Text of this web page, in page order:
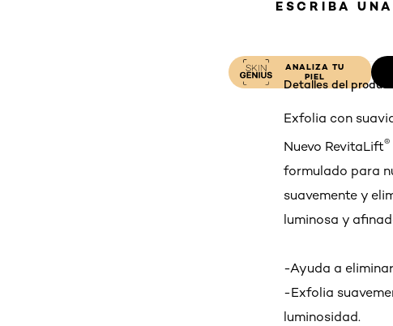
ESCRIBA
ANALIZA TU
PIEL
Detalles del producto
Exfolia con
Nuevo RevitaLift®
formulado para
suavemente y
luminosa y
-Ayuda a
-Exfolia
luminosidad.